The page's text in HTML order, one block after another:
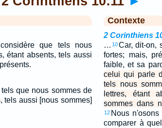
que tels nous
étant absents, tels aussi
que nous sommes de
tels aussi [nous sommes]
Contexte
2 Corinthiens
… 10Car, dit-on,
fortes; mais,
faible, et sa
celui qui parle
tels nous
lettres, étant
sommes dans
12 Nous
comparer à